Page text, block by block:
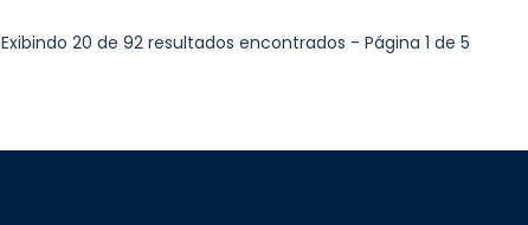
Exibindo 20 de 92 resultados encontrados - Página 1 de 5